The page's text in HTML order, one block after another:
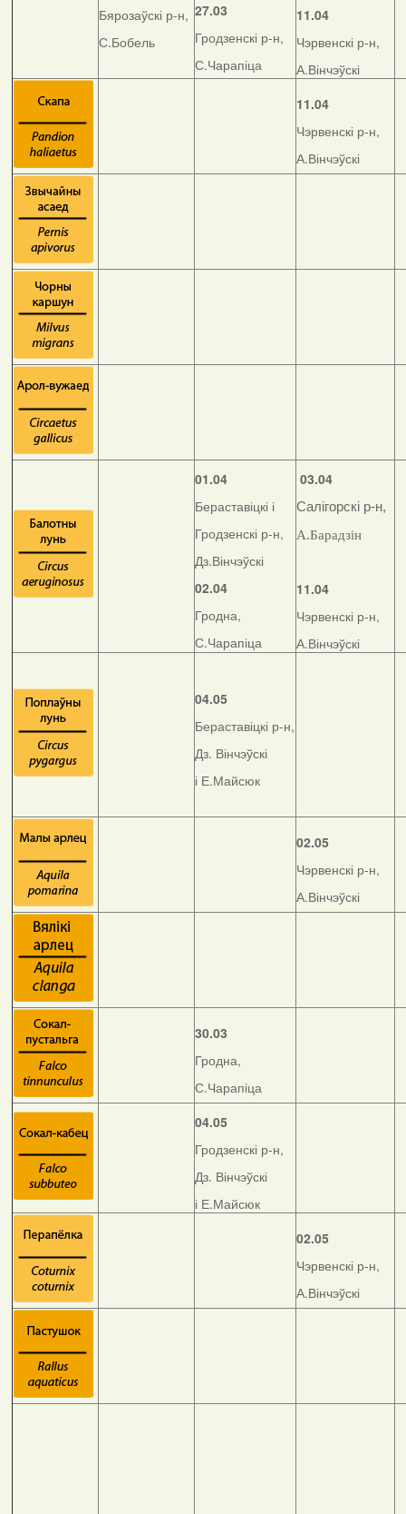
Бярозаўскі р-н,
С.Бобель
27.03
Гродзенскі р-н,
С.Чарапіца
11.04
Чэрвенскі р-н,
А.Вінчэўскі
11.04
Чэрвенскі р-н,
А.Вінчэўскі
01.04
Бераставіцкі і
Гродзенскі р-н,
Дз.Вінчэўскі
02.04
Гродна,
С.Чарапіца
03.04
Салігорскі р-н,
А.Барадзін
11.04
Чэрвенскі р-н,
А.Вінчэўскі
04.05
Бераставіцкі р-н,
Дз. Вінчэўскі
і Е.Майсюк
02.05
Чэрвенскі р-н,
А.Вінчэўскі
30.03
Гродна,
С.Чарапіца
04.05
Гродзенскі р-н,
Дз. Вінчэўскі
і Е.Майсюк
02.05
Чэрвенскі р-н,
А.Вінчэўскі